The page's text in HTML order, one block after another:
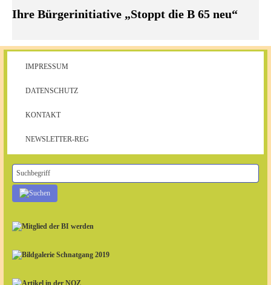
Ihre Bürgerinitiative „Stoppt die B 65 neu“
IMPRESSUM
DATENSCHUTZ
KONTAKT
NEWSLETTER-REG